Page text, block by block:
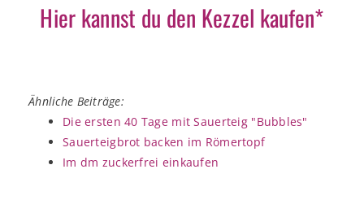
Hier kannst du den Kezzel kaufen*
Ähnliche Beiträge:
Die ersten 40 Tage mit Sauerteig "Bubbles"
Sauerteigbrot backen im Römertopf
Im dm zuckerfrei einkaufen